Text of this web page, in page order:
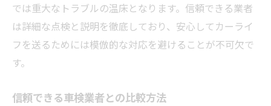
では重大なトラブルの温床となります。信頼できる業者
は詳細な点検と説明を徹底しており、安心してカーライ
フを送るためには模倣的な対応を避けることが不可欠で
す。
信頼できる車検業者との比較方法